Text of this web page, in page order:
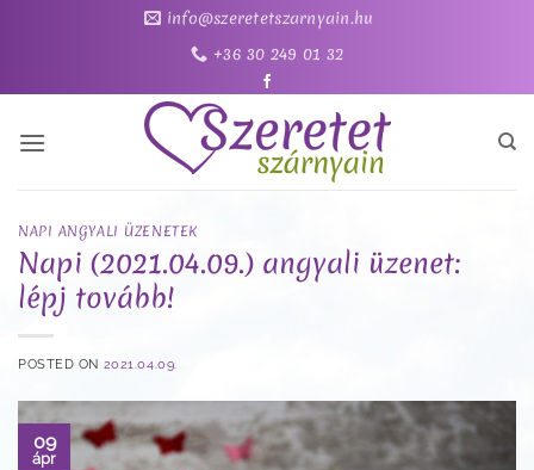
info@szeretetszarnyain.hu
+36 30 249 01 32
NAPI ANGYALI ÜZENETEK
Napi (2021.04.09.) angyali üzenet:
lépj tovább!
POSTED ON 2021.04.09.
09
ápr